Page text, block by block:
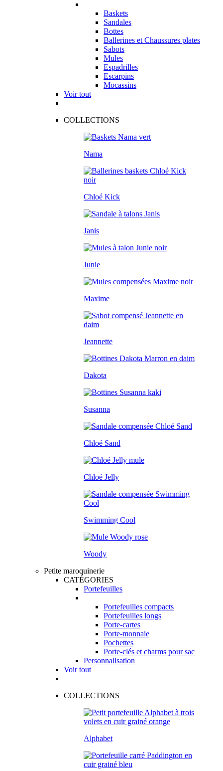
Baskets
Sandales
Bottes
Ballerines et Chaussures plates
Sabots
Mules
Espadrilles
Escarpins
Mocassins
Voir tout
COLLECTIONS
Nama
Chloé Kick
Janis
Junie
Maxime
Jeannette
Dakota
Susanna
Chloé Sand
Chloé Jelly
Swimming Cool
Woody
Petite maroquinerie
CATÉGORIES
Portefeuilles
Portefeuilles compacts
Portefeuilles longs
Porte-cartes
Porte-monnaie
Pochettes
Porte-clés et charms pour sac
Personnalisation
Voir tout
COLLECTIONS
Alphabet